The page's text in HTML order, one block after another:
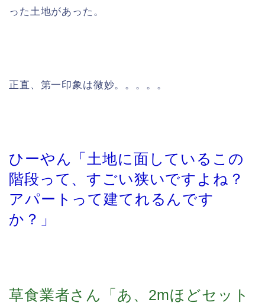
った土地があった。
正直、第一印象は微妙。。。。。
ひーやん「土地に面しているこの
階段って、すごい狭いですよね？
アパートって建てれるんです
か？」
草食業者さん「あ、2mほどセット